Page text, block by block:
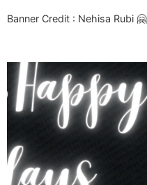
Banner Credit : Nehisa Rubi 🤗